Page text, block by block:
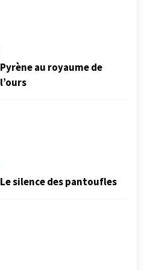
Pyrène au royaume de
l’ours
Le silence des pantoufles